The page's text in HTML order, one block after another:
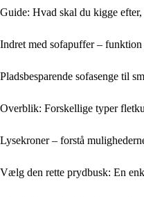
Guide: Hvad skal du kigge
Indret med sofapuffer –
Pladsbesparende sofasenge til
Overblik: Forskellige typer
Lysekroner – forstå
Vælg den rette prydbusk: En